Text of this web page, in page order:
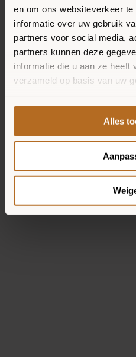
en om ons websiteverkeer
informatie over uw gebruik
partners voor social media,
partners kunnen deze
informatie die u aan ze heeft
verzameld op basis van uw
Alles